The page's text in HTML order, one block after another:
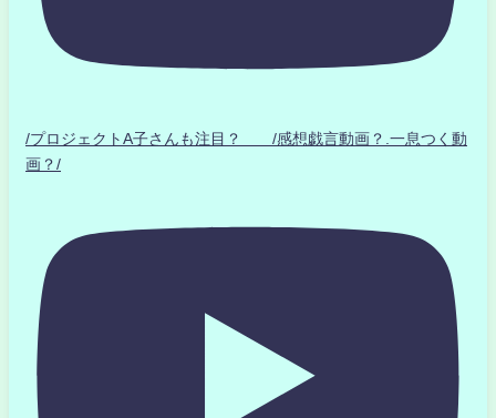
/プロジェクトA子さんも注目？ /感想戯言動画？.一息つく動
画？/